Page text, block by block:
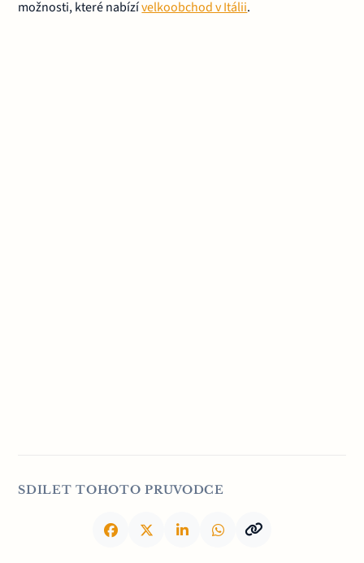
možnosti, které nabízívelkoobchod v Itálii.
SDILET TOHOTO PRUVODCE